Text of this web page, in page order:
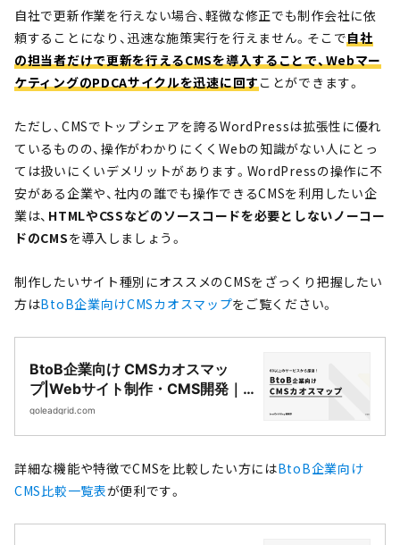
自社で更新作業を行えない場合、軽微な修正でも制作会社に依
頼することになり、迅速な施策実行を行えません。そこで自社
の担当者だけで更新を行えるCMSを導入することで、Webマー
ケティングのPDCAサイクルを迅速に回すことができます。
ただし、CMSでトップシェアを誇るWordPressは拡張性に優れ
ているものの、操作がわかりにくくWebの知識がない人にとっ
ては扱いにくいデメリットがあります。WordPressの操作に不
安がある企業や、社内の誰でも操作できるCMSを利用したい企
業は、 HTMLやCSSなどのソースコードを必要としないノーコー
ドのCMSを導入しましょう。
制作したいサイト種別にオススメのCMSをざっくり把握したい
方はBtoB企業向けCMSカオスマップをご覧ください。
BtoB企業向け CMSカオスマッ
プ|Webサイト制作・CMS開発｜
LeadGrid
goleadgrid.com
詳細な機能や特徴でCMSを比較したい方にはBtoB企業向け
CMS比較一覧表が便利です。